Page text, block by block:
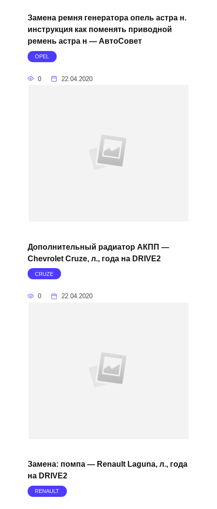
Замена ремня генератора опель астра н.
инструкция как поменять приводной
ремень астра н — АвтоСовет
OPEL
0 22.04.2020
Дополнительный радиатор АКПП —
Chevrolet Cruze, л., года на DRIVE2
CRUZE
0 22.04.2020
Замена: помпа — Renault Laguna, л., года
на DRIVE2
RENAULT